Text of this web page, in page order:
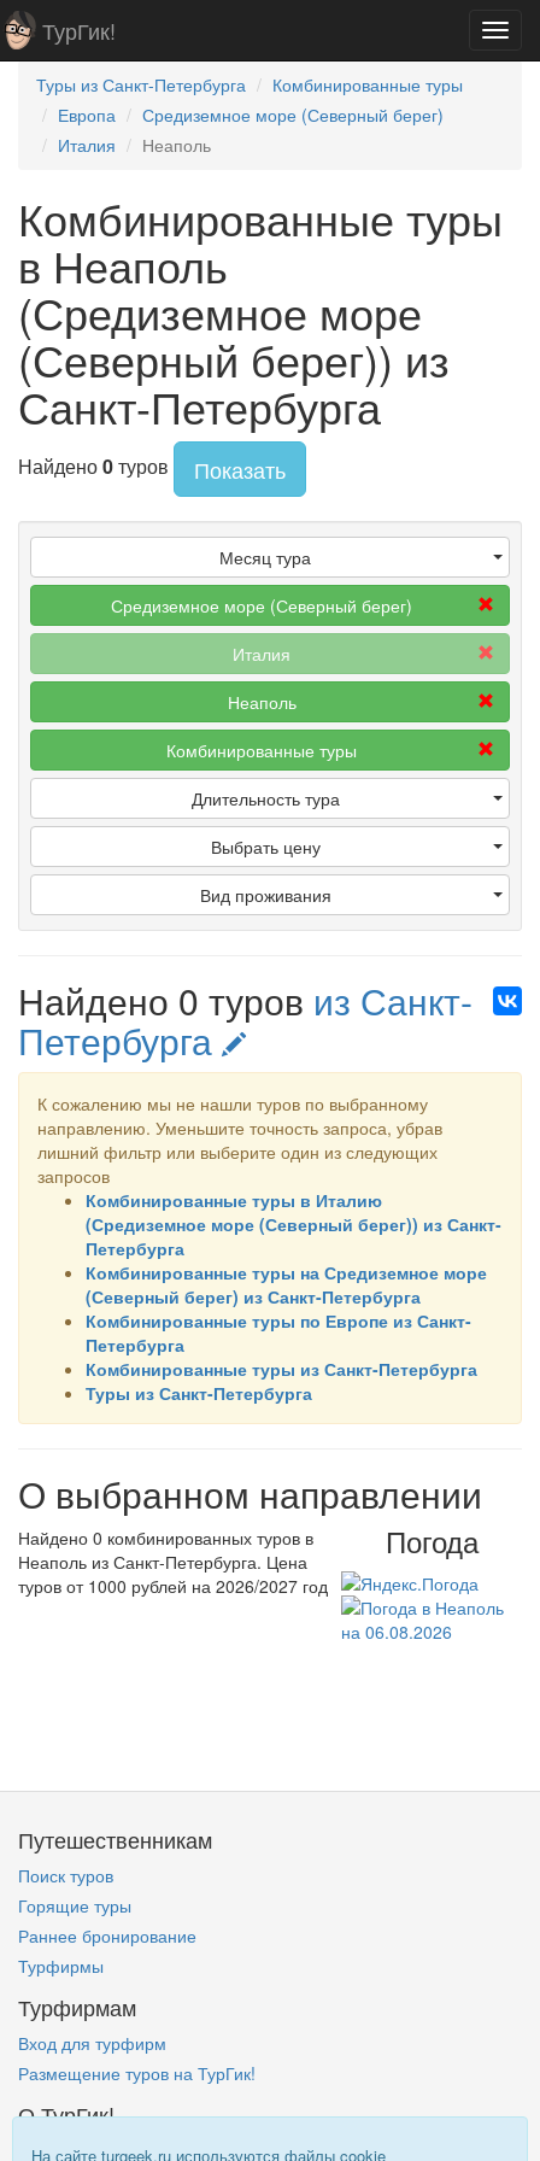
ТурГик!
Туры из Санкт-Петербурга
Комбинированные туры
Европа
Средиземное море (Северный берег)
Италия
Неаполь
Комбинированные туры
в Неаполь
(Средиземное море
(Северный берег)) из
Санкт-Петербурга
Найдено0туров Показать
Месяц тура
Средиземное море (Северный берег)
Италия
Неаполь
Комбинированные туры
Длительность тура
Выбрать цену
Вид проживания
Найдено 0 туров из Санкт-
Петербурга
К сожалению мы не нашли туров по выбранному
направлению. Уменьшите точность запроса, убрав
лишний фильтр или выберите один из следующих
запросов
Комбинированные туры в Италию
(Средиземное море (Северный берег)) из Санкт-
Петербурга
Комбинированные туры на Средиземное море
(Северный берег) из Санкт-Петербурга
Комбинированные туры по Европе из Санкт-
Петербурга
Комбинированные туры из Санкт-Петербурга
Туры из Санкт-Петербурга
О выбранном направлении
Погода
Найдено 0 комбинированных туров в
Неаполь из Санкт-Петербурга. Цена
туров от 1000 рублей на 2026/2027 год
На сайте turgeek.ru используются файлы cookie
Путешественникам
Поиск туров
Горящие туры
Раннее бронирование
Турфирмы
Турфирмам
Вход для турфирм
Размещение туров на ТурГик!
О ТурГик!
Кто такой ТурГик?